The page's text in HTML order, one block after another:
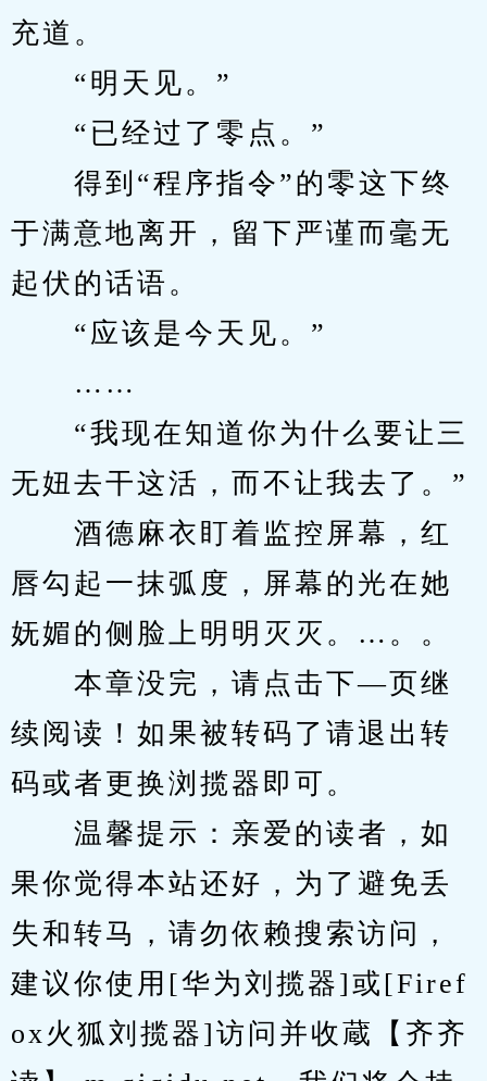
充道。
“明天见。”
“已经过了零点。”
得到“程序指令”的零这下终
于满意地离开，留下严谨而毫无
起伏的话语。
“应该是今天见。”
……
“我现在知道你为什么要让三
无妞去干这活，而不让我去了。”
酒德麻衣盯着监控屏幕，红
唇勾起一抹弧度，屏幕的光在她
妩媚的侧脸上明明灭灭。…。。
本章没完，请点击下—页继
续阅读！如果被转码了请退出转
码或者更换浏揽器即可。
温馨提示：亲爱的读者，如
果你觉得本站还好，为了避免丢
失和转马，请勿依赖搜索访问，
建议你使用[华为刘揽器]或[Firef
ox火狐刘揽器]访问并收蔵【齐齐